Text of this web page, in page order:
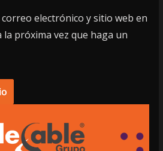
electrónico y sitio web en
próxima vez que haga un